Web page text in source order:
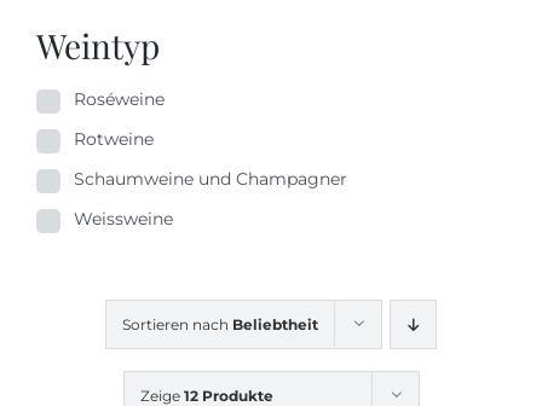
Sortieren nach Beliebtheit
Zeige 12 Produkte
Weintyp
Roséweine
Rotweine
Schaumweine und Champagner
Weissweine